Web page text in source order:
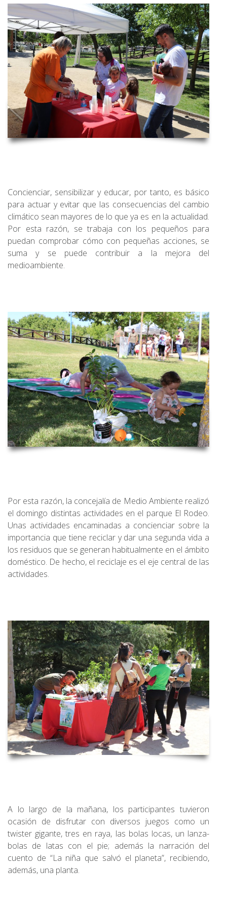
Concienciar, sensibilizar y educar, por tanto, es básico
para actuar y evitar que las consecuencias del cambio
climático sean mayores de lo que ya es en la actualidad.
Por esta razón, se trabaja con los pequeños para
puedan comprobar cómo con pequeñas acciones, se
suma y se puede contribuir a la mejora del
medioambiente.
Por esta razón, la concejalía de Medio Ambiente realizó
el domingo distintas actividades en el parque El Rodeo.
Unas actividades encaminadas a concienciar sobre la
importancia que tiene reciclar y dar una segunda vida a
los residuos que se generan habitualmente en el ámbito
doméstico. De hecho, el reciclaje es el eje central de las
actividades.
A lo largo de la mañana, los participantes tuvieron
ocasión de disfrutar con diversos juegos como un
twister gigante, tres en raya, las bolas locas, un lanza-
bolas de latas con el pie; además la narración del
cuento de “La niña que salvó el planeta”, recibiendo,
además, una planta.